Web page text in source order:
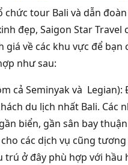
chức tour Bali và dẫn
đẹp, Saigon Star Travel
giá về các khu vực để bạn
như sau:
cả Seminyak và Legian):
du lịch nhất Bali. Các
biển, gần sân bay
các dịch vụ cũng
trú ở đây phù hợp với hầu